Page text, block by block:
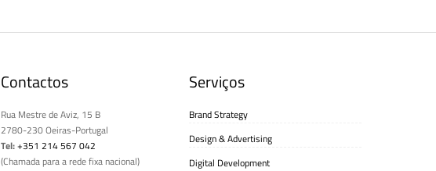
Contactos
Rua Mestre de Aviz, 15 B
2780-230 Oeiras-Portugal
Tel:+351 214 567 042
(Chamada para a rede fixa nacional)
Serviços
Brand Strategy
Design & Advertising
Digital Development